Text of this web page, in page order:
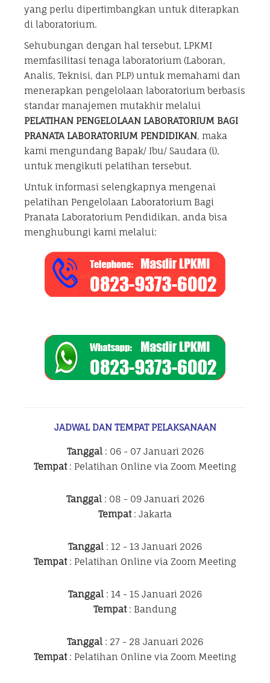
yang perlu dipertimbangkan untuk diterapkan
di laboratorium.
Sehubungan dengan hal tersebut, LPKMI
memfasilitasi tenaga laboratorium (Laboran,
Analis, Teknisi, dan PLP) untuk memahami dan
menerapkan pengelolaan laboratorium berbasis
standar manajemen mutakhir melalui
PELATIHAN PENGELOLAAN LABORATORIUM BAGI
PRANATA LABORATORIUM PENDIDIKAN, maka
kami mengundang Bapak/ Ibu/ Saudara (i),
untuk mengikuti pelatihan tersebut.
Untuk informasi selengkapnya mengenai
pelatihan Pengelolaan Laboratorium Bagi
Pranata Laboratorium Pendidikan, anda bisa
menghubungi kami melalui:
JADWAL DAN TEMPAT PELAKSANAAN
Tanggal: 06 - 07 Januari 2026
Tempat: Pelatihan Online via Zoom Meeting
Tanggal: 08 - 09 Januari 2026
Tempat: Jakarta
Tanggal : 12 - 13 Januari 2026
Tempat: Pelatihan Online via Zoom Meeting
Tanggal : 14 - 15 Januari 2026
Tempat: Bandung
Tanggal : 27 - 28 Januari 2026
Tempat: Pelatihan Online via Zoom Meeting